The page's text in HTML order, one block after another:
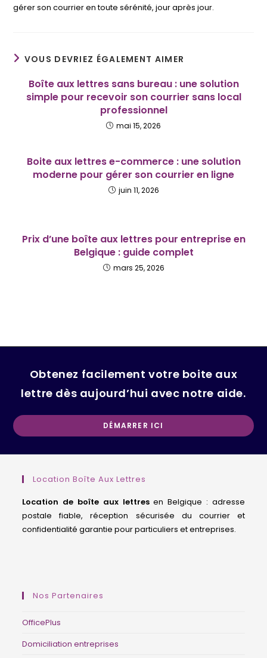
gérer son courrier en toute sérénité, jour après jour.
VOUS DEVRIEZ ÉGALEMENT AIMER
Boîte aux lettres sans bureau : une solution
simple pour recevoir son courrier sans local
professionnel
mai 15, 2026
Boite aux lettres e-commerce : une solution
moderne pour gérer son courrier en ligne
juin 11, 2026
Prix d’une boîte aux lettres pour entreprise en
Belgique : guide complet
mars 25, 2026
Obtenez facilement votre boite aux
lettre dès aujourd’hui avec notre aide.
DÉMARRER ICI
a
Location Boîte Aux Lettres
Location de boîte aux lettresen Belgique : adresse
postale fiable, réception sécurisée du courrier et
confidentialité garantie pour particuliers et entreprises.
Nos Partenaires
OfficePlus
Domiciliation entreprises